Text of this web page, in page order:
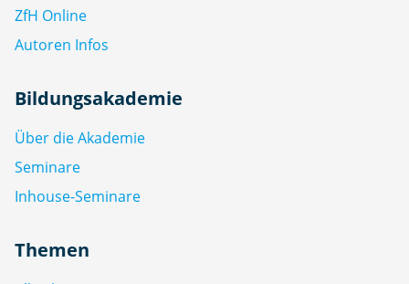
ZfH Online
Autoren Infos
Bildungsakademie
Über die Akademie
Seminare
Inhouse-Seminare
Themen